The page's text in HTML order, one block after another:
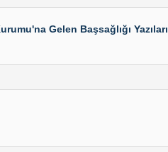
Gelen Başsağlığı Yazıları